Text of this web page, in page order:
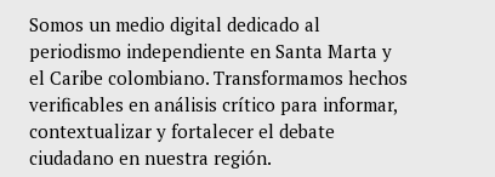
Somos un medio digital dedicado al
periodismo independiente en Santa Marta y
el Caribe colombiano. Transformamos hechos
verificables en análisis crítico para informar,
contextualizar y fortalecer el debate
ciudadano en nuestra región.